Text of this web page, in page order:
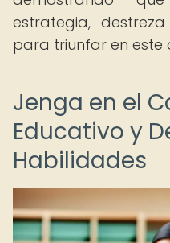
estrategia,
para triunfar en este
Jenga en el
Educativo y
Habilidades